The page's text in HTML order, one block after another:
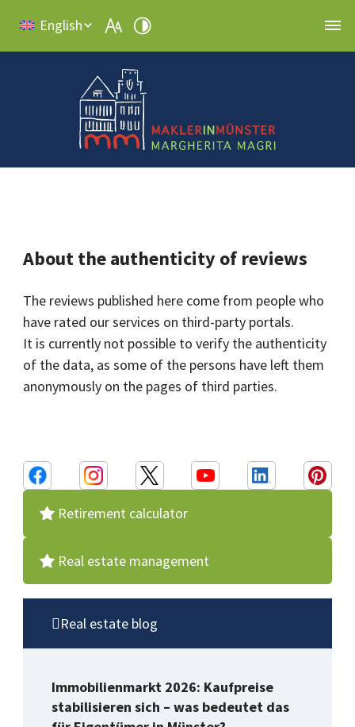
English
About the authenticity of reviews
The reviews published here come from people who
have rated our services on third-party portals.
It is currently not possible to verify the authenticity
of the data, as some of the persons have left them
anonymously on the pages of third parties.
Retirement calculator
Real estate management
Real estate blog
Immobilienmarkt 2026: Kaufpreise
stabilisieren sich – was bedeutet das